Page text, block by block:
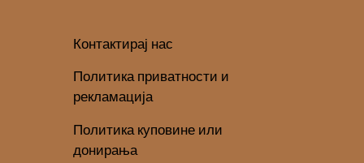
Контактирај нас
Политика приватности и
рекламација
Политика куповине или
донирања